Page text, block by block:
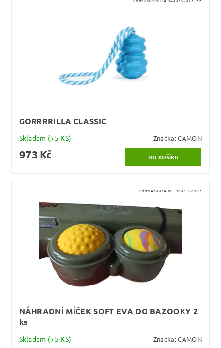
GORRRRILLA CLASSIC
Skladem (>5 KS) Značka:CAMON
973 Kč
Kód:5430054-8019808198323
NÁHRADNÍ MÍČEK SOFT EVA DO BAZOOKY 2
ks
Skladem (>5 KS) Značka:CAMON